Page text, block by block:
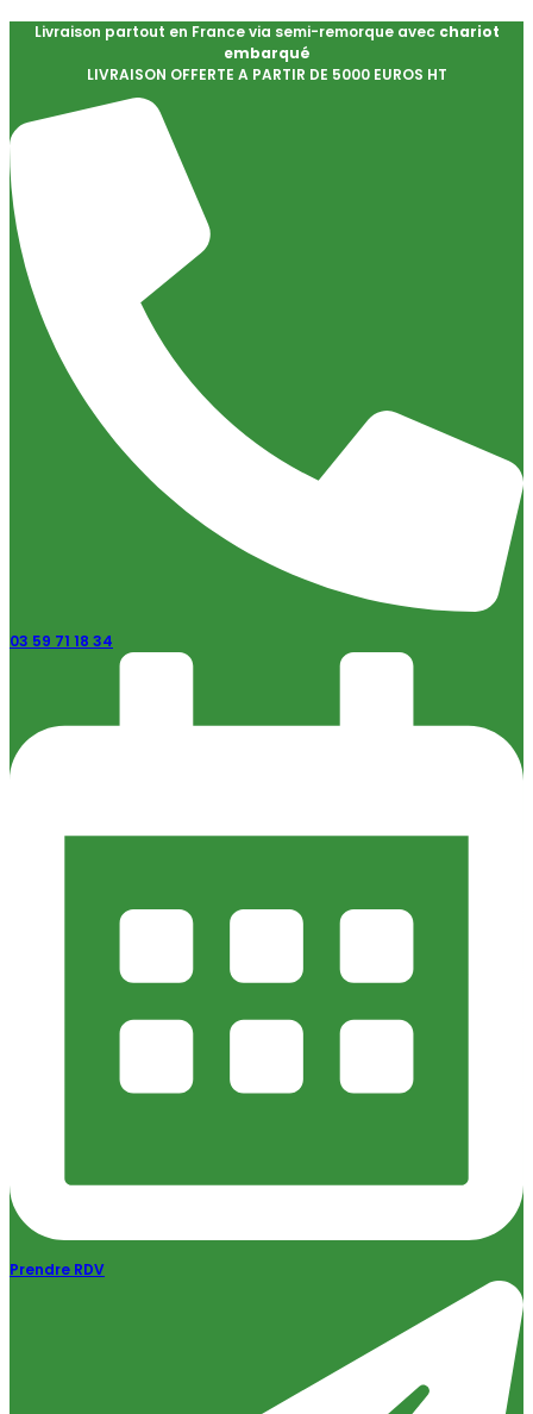
Livraison partout en France via semi-remorque avec chariot
embarqué
LIVRAISON OFFERTE A PARTIR DE 5000 EUROS HT
03 59 71 18 34
Prendre RDV